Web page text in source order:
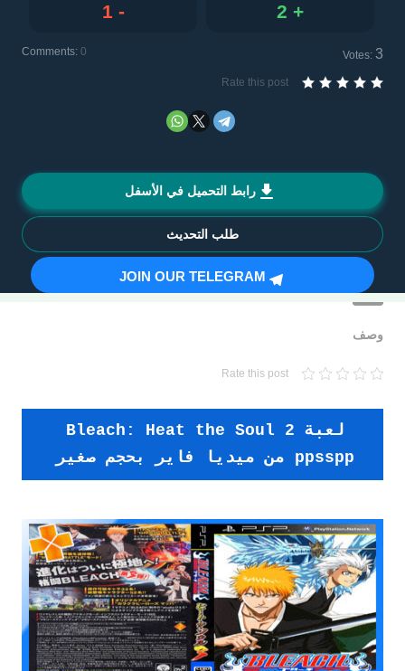
+
2
Like
-
1
Votes: 3
Comments: 0
Rate this post
رابط التحميل في الأسفل
طلب التحديث
وصف
Rate this post
لعبة Bleach: Heat the Soul 2
ppsspp من ميديا فاير بحجم صغير